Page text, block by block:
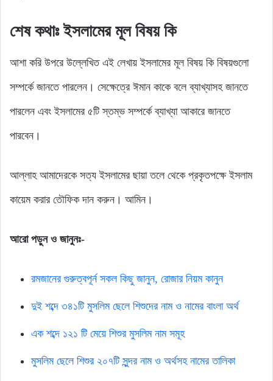
শেষ কথাঃ ইসলামের মূল বিষয় কি
আশা করি উপরে উল্লেখিত এই লেখায় ইসলামের মূল বিষয় কি বিষয়গুলো
সম্পর্কে জানতে পারলেন। সেক্ষেত্রে ঈমান কাকে বলে ব্যাখ্যাসহ জানতে
পারলেন এবং ইসলামের ৫টি স্তম্ভ সম্পর্কে ব্যাখ্যা আকারে জানতে
পারবেন।
আল্লাহ আমাদেরকে সত্য ইসলামের ছায়া তলে থেকে প্রকৃতপক্ষে ইসলাম
কায়েম করার তৌফিক দান করুন। আমিন।
আরো পড়ুন ও জানুনঃ-
রমজানের গুরুত্বপূর্ন সকল কিছু জানুন, রোজার নিয়ম কানুন
দুই শব্দে ৩৪১টি মুসলিম ছেলে শিশুদের নাম ও নামের বাংলা অর্থ
এক শব্দে ১২১ টি মেয়ে শিশুর মুসলিম নাম সমূহ
মুসলিম ছেলে শিশুর ২০৭টি সুন্দর নাম ও অর্থসহ নামের তালিকা